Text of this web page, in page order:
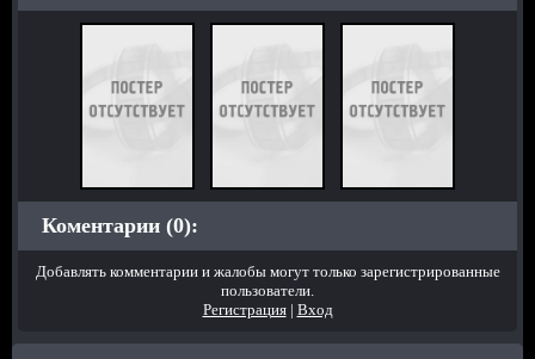
Коментарии (0):
Добавлять комментарии и жалобы могут только зарегистрированные
пользователи.
Регистрация| Вход